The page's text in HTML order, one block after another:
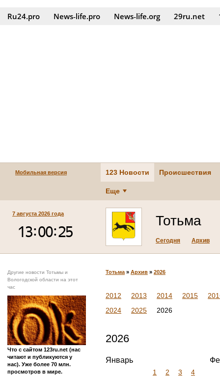
Ru24.pro News‑life.pro News‑life.org 29ru.net
Мобильная версия 123 Новости Происшествия
Еще
7 августа 2026 года Тотьма
Сегодня Архив
Другие новости Тотьмы и
Вологодской области на этот
час
Что с сайтом 123ru.net (нас
читают и публикуются у
нас). Уже более 70 млн.
просмотров в мире.
Тотьма » Архив » 2026
2012 2013 2014 2015
2024
2025 2026
2026
Январь
1 2 3
4